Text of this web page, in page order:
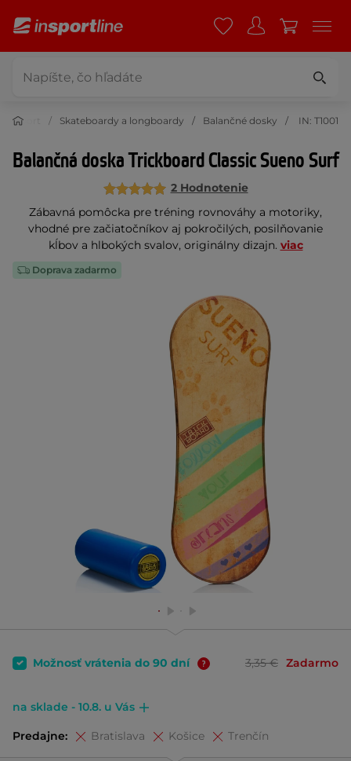
Šport Skateboardy a longboardy Balančné dosky IN: T1001
Balančná doska Trickboard Classic Sueno Surf
2 Hodnotenie
Zábavná pomôcka pre tréning rovnováhy a motoriky,
vhodné pre začiatočníkov aj pokročilých, posilňovanie
kĺbov a hlbokých svalov, originálny dizajn. viac
Doprava zadarmo
Možnosť vrátenia do 90 dní 3,35 € Zadarmo
na sklade - 10.8. u Vás
Predajne: Bratislava Košice Trenčín